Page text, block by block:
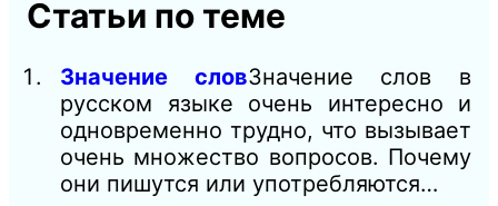
Статьи по теме
Значение словЗначение слов в
русском языке очень интересно и
одновременно трудно, что вызывает
очень множество вопросов. Почему
они пишутся или употребляются…